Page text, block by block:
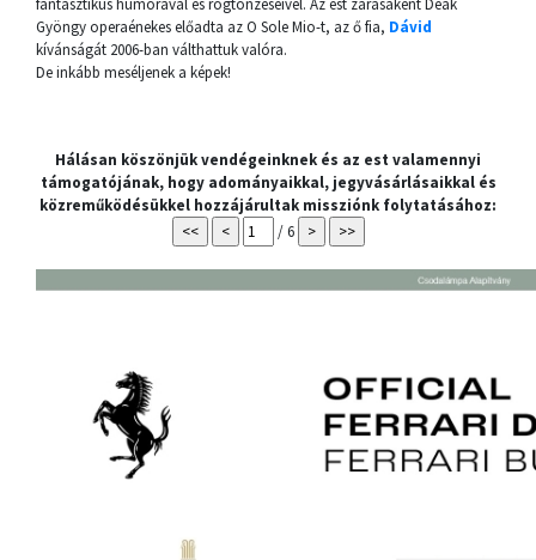
fantasztikus humorával és rögtönzéseivel. Az est zárásaként Deák
Gyöngy operaénekes előadta az O Sole Mio-t, az ő fia, Dávid
kívánságát 2006-ban válthattuk valóra.
De inkább meséljenek a képek!
Hálásan köszönjük vendégeinknek és az est valamennyi
támogatójának, hogy adományaikkal, jegyvásárlásaikkal és
közreműködésükkel hozzájárultak missziónk folytatásához:
/ 6